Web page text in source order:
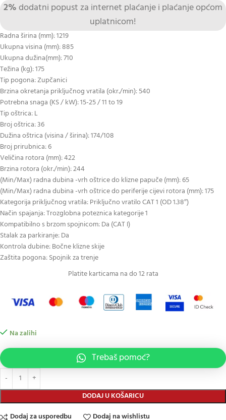
2% dodatni popust za internet plaćanje i plaćanje općom
uplatnicom!
Radna širina (mm): 1219
Ukupna visina (mm): 885
Ukupna dužina(mm): 710
Težina (kg): 175
Tip pogona: Zupčanici
Brzina okretanja priključnog vratila (okr./min): 540
Potrebna snaga (KS / kW): 15-25 / 11 to 19
Tip oštrica: L
Broj oštrica: 36
Dužina oštrica (visina / širina): 174/108
Broj prirubnica: 6
Veličina rotora (mm): 422
Brzina rotora (okr./min): 244
(Min/Max) radna dubina -vrh oštrice do klizne papuče (mm): 65
(Min/Max) radna dubina -vrh oštrice do periferije cijevi rotora (mm): 175
Kategorija priključnog vratila: Priključno vratilo CAT 1 (OD 1.38″)
Način spajanja: Trozglobna poteznica kategorije 1
Kompatibilno s brzom spojnicom: Da (CAT I)
Stalak za parkiranje: Da
Kontrola dubine: Bočne klizne skije
Zaštita pogona: Spojnik za trenje
Platite karticama na do 12 rata
Na zalihi
DODAJ U KOŠARICU
Trebaš pomoć?
Dodaj za usporedbu Dodaj na wishlistu